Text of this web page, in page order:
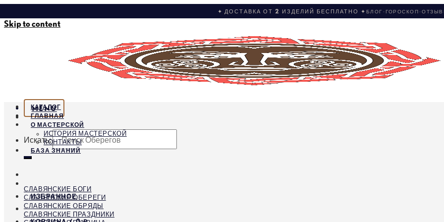
✦ ДОСТАВКА ОТ 2 ИЗДЕЛИЙ БЕСПЛАТНО ✦ БЛОГ ·ГОРОСКОП ·
Skip to content
MENU
Искать:
ИЗБРАННОЕ
КАТАЛОГ
ГЛАВНАЯ
О МАСТЕРСКОЙ
ИСТОРИЯ МАСТЕРСКОЙ
КОНТАКТЫ
БАЗА ЗНАНИЙ
СЛАВЯНСКИЕ БОГИ
СЛАВЯНСКИЕ ОБЕРЕГИ
СЛАВЯНСКИЕ ОБРЯДЫ
СЛАВЯНСКИЕ ПРАЗДНИКИ